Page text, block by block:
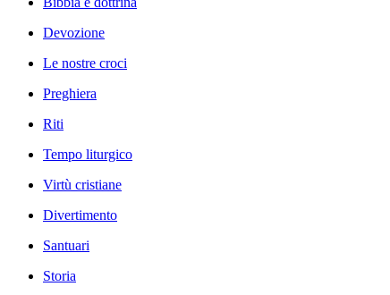
Devozione
Le nostre croci
Preghiera
Riti
Tempo liturgico
Virtù cristiane
Divertimento
Santuari
Storia